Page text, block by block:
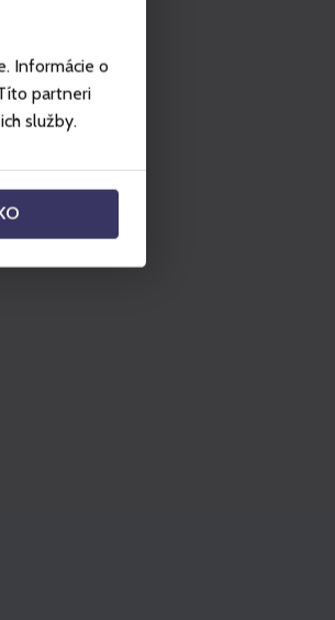
Informácie o
partneri
služby.